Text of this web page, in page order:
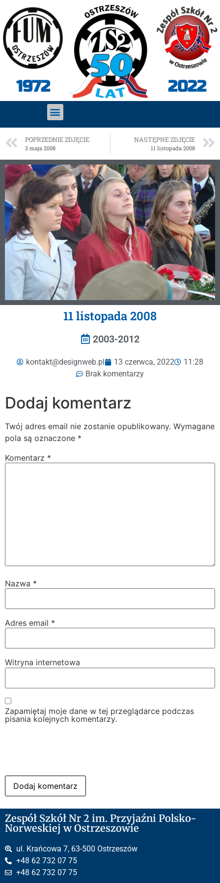
1972 2022
POPRZEDNIE ZDJĘCIE
3 maja 2008
NASTĘPNE ZDJĘCIE
11 listopada 2008
11 listopada 2008
2003-2012
kontakt@designweb.pl 13 czerwca, 2022
11:28
Brak komentarzy
Dodaj komentarz
Twój adres email nie zostanie opublikowany. Wymagane
pola są oznaczone *
Komentarz *
Nazwa *
Adres email *
Witryna internetowa
Zapamiętaj moje dane w tej przeglądarce podczas
pisania kolejnych komentarzy.
Zespół Szkół Nr 2 im. Przyjaźni Polsko-
Norweskiej w Ostrzeszowie
ul. Krańcowa 7, 63-500 Ostrzeszów
+48 62 732 07 75
+48 62 732 07 75